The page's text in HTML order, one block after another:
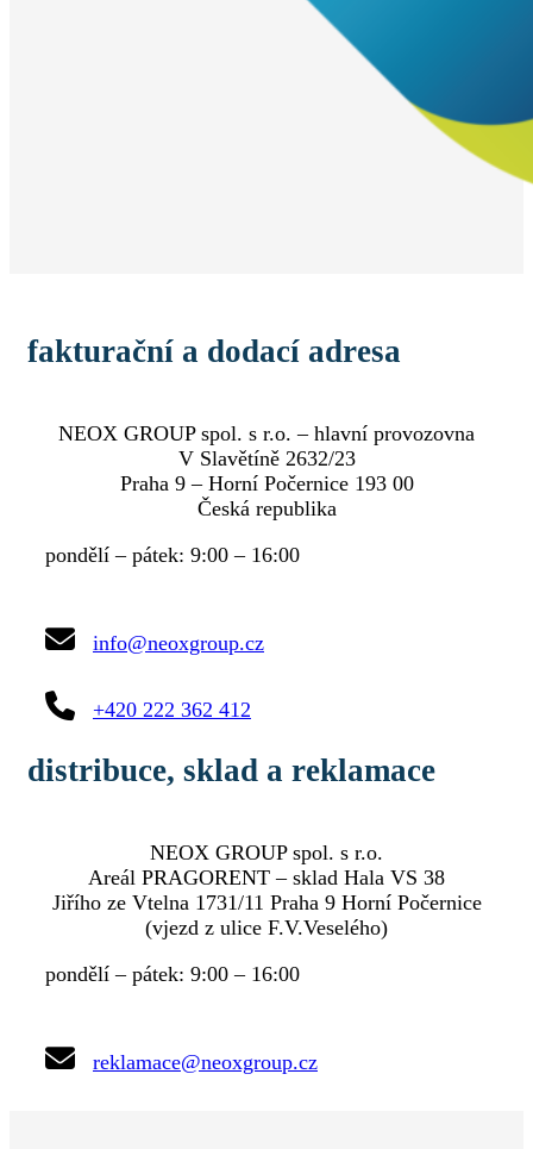
fakturační a dodací adresa
NEOX GROUP spol. s r.o. – hlavní provozovna
V Slavětíně 2632/23
Praha 9 – Horní Počernice 193 00
Česká republika
pondělí – pátek: 9:00 – 16:00
info@neoxgroup.cz
+420 222 362 412
distribuce, sklad a reklamace
NEOX GROUP spol. s r.o.
Areál PRAGORENT – sklad Hala VS 38
Jiřího ze Vtelna 1731/11 Praha 9 Horní Počernice
(vjezd z ulice F.V.Veselého)
pondělí – pátek: 9:00 – 16:00
reklamace@neoxgroup.cz